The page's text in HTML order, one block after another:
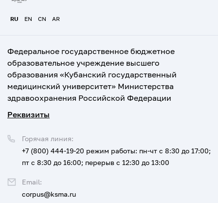
RU EN CN AR
Федеральное государственное бюджетное
образовательное учреждение высшего
образования «Кубанский государственный
медицинский университет» Министерства
здравоохранения Российской Федерации
Реквизиты
Горячая линия:
+7 (800) 444-19-20 режим работы: пн-чт с 8:30 до 17:00;
пт с 8:30 до 16:00; перерыв с 12:30 до 13:00
Email:
corpus@ksma.ru